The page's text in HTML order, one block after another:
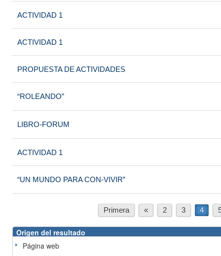
ACTIVIDAD 1
ACTIVIDAD 1
PROPUESTA DE ACTIVIDADES
“ROLEANDO”
LIBRO-FORUM
ACTIVIDAD 1
“UN MUNDO PARA CON-VIVIR”
Primera « 2 3 4
Origen del resultado
Página web